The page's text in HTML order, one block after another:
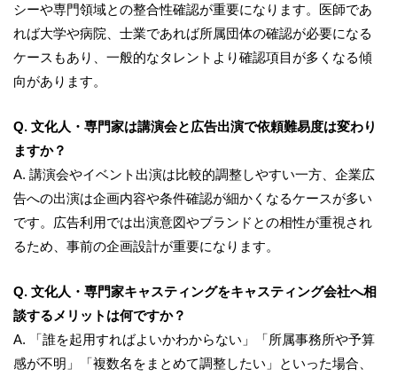
シーや専門領域との整合性確認が重要になります。医師であ
れば大学や病院、士業であれば所属団体の確認が必要になる
ケースもあり、一般的なタレントより確認項目が多くなる傾
向があります。
Q. 文化人・専門家は講演会と広告出演で依頼難易度は変わり
ますか？
A. 講演会やイベント出演は比較的調整しやすい一方、企業広
告への出演は企画内容や条件確認が細かくなるケースが多い
です。広告利用では出演意図やブランドとの相性が重視され
るため、事前の企画設計が重要になります。
Q. 文化人・専門家キャスティングをキャスティング会社へ相
談するメリットは何ですか？
A. 「誰を起用すればよいかわからない」「所属事務所や予算
感が不明」「複数名をまとめて調整したい」といった場合、